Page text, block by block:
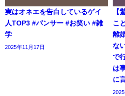
実はオネエを告白しているゲイ
人TOP3 #パンサー #お笑い #雑
学
2025年11月17日
【
こ
離
な
で
は
に